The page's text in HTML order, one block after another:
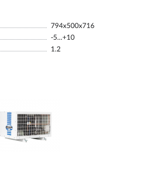
794x500x716
-5...+10
1.2